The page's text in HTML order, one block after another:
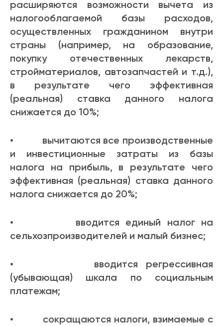
расширяются возможности вычета из
налогооблагаемой базы расходов,
осуществленных гражданином внутри
страны (например, на образование,
покупку отечественных лекарств,
стройматериалов, автозапчастей и т.д.),
в результате чего эффективная
(реальная) ставка данного налога
снижается до 10%;
• вычитаются все производственные
и инвестиционные затраты из базы
налога на прибыль, в результате чего
эффективная (реальная) ставка данного
налога снижается до 20%;
• вводится единый налог на
сельхозпроизводителей и малый бизнес;
• вводится регрессивная
(убывающая) шкала по социальным
платежам;
• сокращаются налоги, взимаемые с